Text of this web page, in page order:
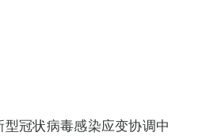
冠状病毒感染应变协调中